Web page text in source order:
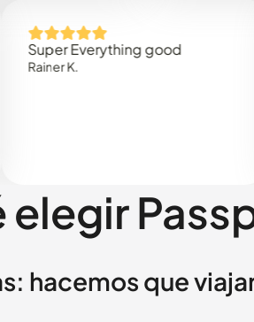
Everything good
K.
elegir
hacemos que